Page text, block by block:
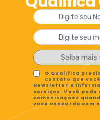
O Qualifica
contato que
Newsletter e
serviços. Você pode
comunicações
você concorda com